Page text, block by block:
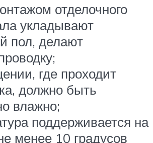
отделочного
укладывают
пол, делают
где проходит
должно быть
влажно;
поддерживается на
менее 10 градусов